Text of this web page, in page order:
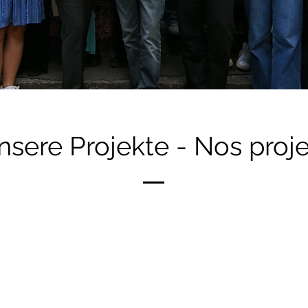
Projekte - Nos